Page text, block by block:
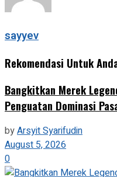
sayyev
Rekomendasi Untuk
‎Bangkitkan Merek
Penguatan Dominasi
byArsyit Syarifudin
August 5, 2026
0